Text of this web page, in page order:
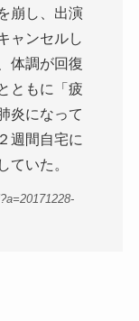
崩し、出演
ャンセルし
体調が回復
ともに「疲
炎になって
週間自宅に
ていた。